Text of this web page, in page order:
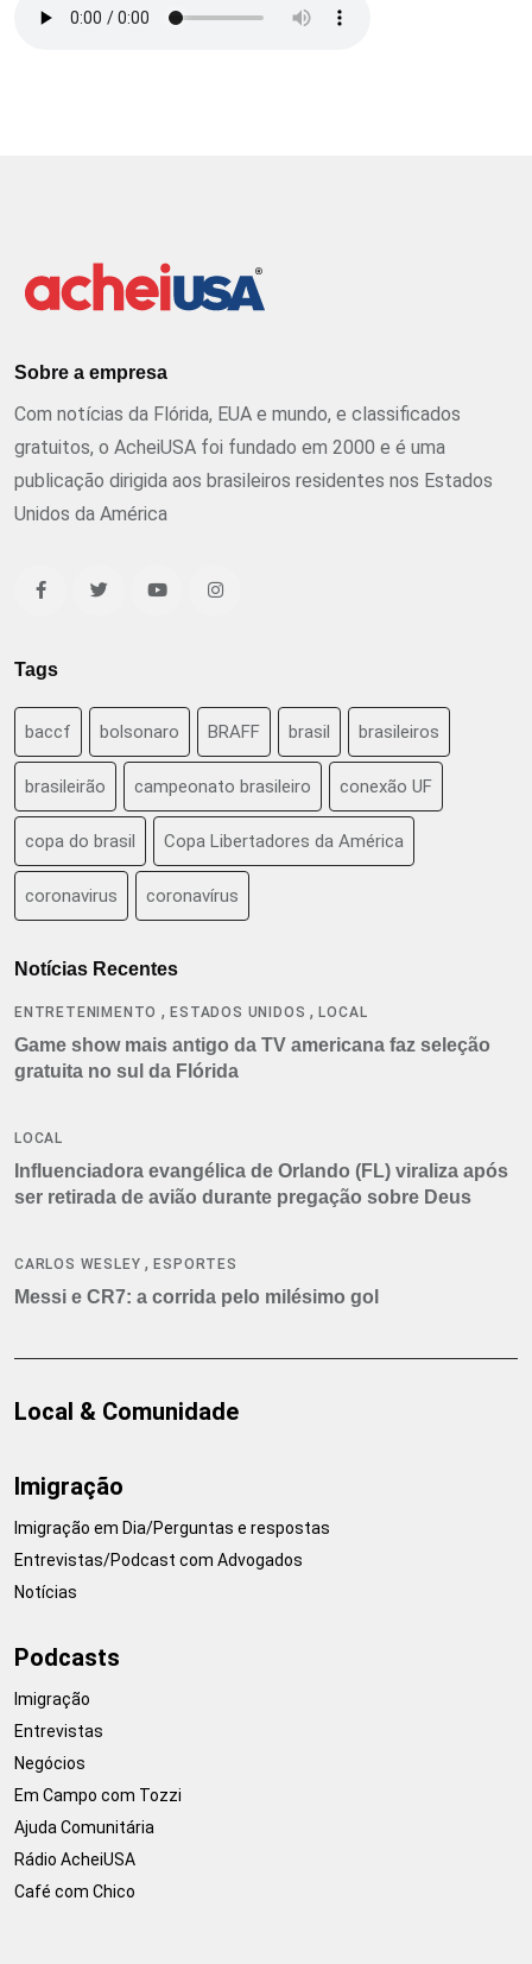
Sobre a empresa
Com notícias da Flórida, EUA e mundo, e classificados
gratuitos, o AcheiUSA foi fundado em 2000 e é uma
publicação dirigida aos brasileiros residentes nos Estados
Unidos da América
Tags
baccf bolsonaro BRAFF brasil brasileiros
brasileirão campeonato brasileiro conexão UF
copa do brasil Copa Libertadores da América
coronavirus coronavírus
Notícias Recentes
ENTRETENIMENTO ,ESTADOS UNIDOS ,LOCAL
Game show mais antigo da TV americana faz seleção
gratuita no sul da Flórida
LOCAL
Influenciadora evangélica de Orlando (FL) viraliza após
ser retirada de avião durante pregação sobre Deus
CARLOS WESLEY ,ESPORTES
Messi e CR7: a corrida pelo milésimo gol
Local & Comunidade
Imigração
Imigração em Dia/Perguntas e respostas
Entrevistas/Podcast com Advogados
Notícias
Podcasts
Imigração
Entrevistas
Negócios
Em Campo com Tozzi
Ajuda Comunitária
Rádio AcheiUSA
Café com Chico